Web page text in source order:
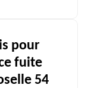
pour
fuite
54